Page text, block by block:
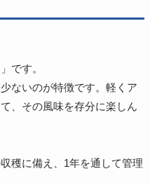
です。
ないのが特徴です。軽くア
、その風味を存分に楽しん
穫に備え、1年を通して管理